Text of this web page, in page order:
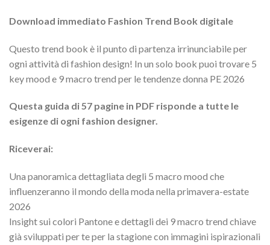
Download immediato Fashion Trend Book digitale
Questo trend book è il punto di partenza irrinunciabile per
ogni attività di fashion design! In un solo book puoi trovare 5
key mood e 9 macro trend per le tendenze donna PE 2026
Questa guida di 57 pagine in PDF risponde a tutte le
esigenze di ogni fashion designer.
Riceverai:
Una panoramica dettagliata degli 5 macro mood che
influenzeranno il mondo della moda nella primavera-estate
2026
Insight sui colori Pantone e dettagli dei 9 macro trend chiave
già sviluppati per te per la stagione con immagini ispirazionali